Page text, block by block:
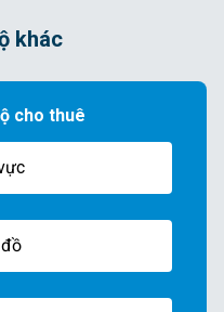
khác
cho thuê
đồ